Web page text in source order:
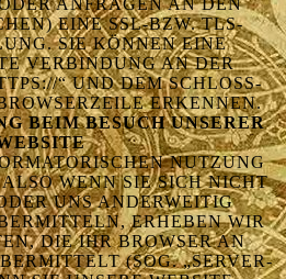
ANFRAGEN AN DEN
EINE SSL-BZW. TLS-
SIE KÖNNEN EINE
VERBINDUNG AN DER
“ UND DEM SCHLOSS-
ERKENNEN.
BEIM BESUCH UNSERER
NUTZUNG U
WENN SIE SICH NICHT R
UNS ANDERWEITIG I
ERHEBEN WIR N
DIE IHR BROWSER AN U
(SOG. „SERVER-L